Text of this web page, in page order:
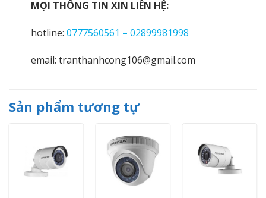
MỌI THÔNG TIN XIN LIÊN HỆ:
hotline: 0777560561 – 02899981998
email: tranthanhcong106@gmail.com
Sản phẩm tương tự